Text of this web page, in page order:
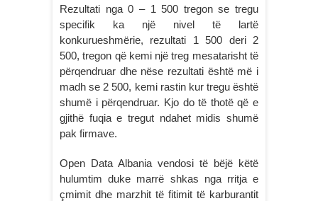
Rezultati nga 0 – 1 500 tregon se tregu
specifik ka një nivel të lartë
konkurueshmërie, rezultati 1 500 deri 2
500, tregon që kemi një treg mesatarisht të
përqendruar dhe nëse rezultati është më i
madh se 2 500, kemi rastin kur tregu është
shumë i përqendruar. Kjo do të thotë që e
gjithë fuqia e tregut ndahet midis shumë
pak firmave.
Open Data Albania vendosi të bëjë këtë
hulumtim duke marrë shkas nga rritja e
çmimit dhe marzhit të fitimit të karburantit